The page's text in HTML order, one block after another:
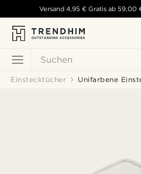
Suchen
Versand 4,95 € Gratis ab 59,00
Einstecktücher Unifarbene